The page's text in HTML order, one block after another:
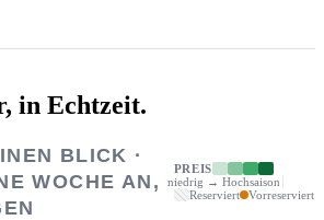
in Echtzeit.
BLICK ·
WOCHE AN,
PREIS
niedrig → Hochsaison
Reserviert
Vorreserviert